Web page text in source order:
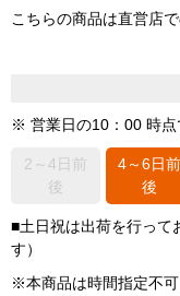
こちらの商品は直営店
※ 営業日の10：00 時点
2～4日前
後
4～6日前
後
■土日祝は出荷を行って
す）
※本商品は時間指定不